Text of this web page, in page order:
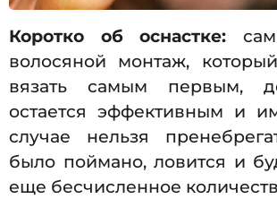
Коротко об оснастке:
волосяной монтаж,
вязать самым первым,
остается эффективным и
случае нельзя
было поймано, ловится и
еще бесчисленное